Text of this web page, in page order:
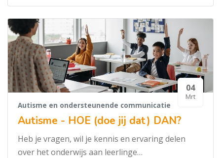
04
Mrt
Autisme en ondersteunende communicatie
Autisme - HOE (doe jij dat) DAN?
Heb je vragen, wil je kennis en ervaring delen
over het onderwijs aan leerlinge…